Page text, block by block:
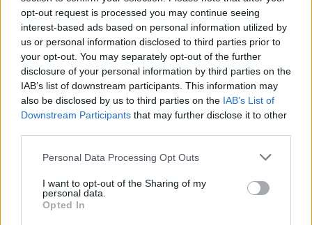
opt-out request is processed you may continue seeing
interest-based ads based on personal information utilized by
us or personal information disclosed to third parties prior to
your opt-out. You may separately opt-out of the further
disclosure of your personal information by third parties on the
IAB’s list of downstream participants. This information may
also be disclosed by us to third parties on the IAB’s List of
Downstream Participants that may further disclose it to other
Personal Data Processing Opt Outs
I want to opt-out of the Sharing of my
personal data.
Opted In
euch nach Vorliebe jeden Tag auf die Nudel geh, wisst Ihr ja
auch!
TS3 vorhanden ?
Naja, Protokoll muss sein; Ei Sichar
Ohne könnt ich gar
net lang!
Einige abschließende Worte:
darüber nachdenkt! Mir ist klar dass mein Account erst ein
3/4 Jahr alt ist. Auch dass das Gildenmax. nicht mehr fern
ist, ist mir klar und ich bin der erste der bei Erreichen dieser
Grenze freiwillig austritt; aber Fakt ist, ich tät mich irrsinnig